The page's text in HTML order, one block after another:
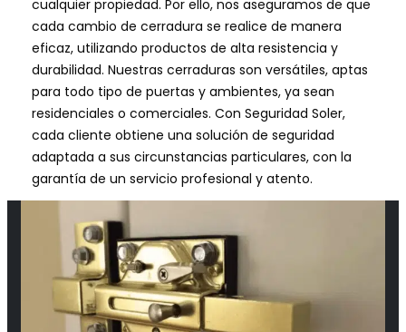
cualquier propiedad. Por ello, nos aseguramos de que
cada cambio de cerradura se realice de manera
eficaz, utilizando productos de alta resistencia y
durabilidad. Nuestras cerraduras son versátiles, aptas
para todo tipo de puertas y ambientes, ya sean
residenciales o comerciales. Con Seguridad Soler,
cada cliente obtiene una solución de seguridad
adaptada a sus circunstancias particulares, con la
garantía de un servicio profesional y atento.